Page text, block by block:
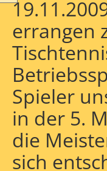
errangen
Spieler
in der 5.
die
sich